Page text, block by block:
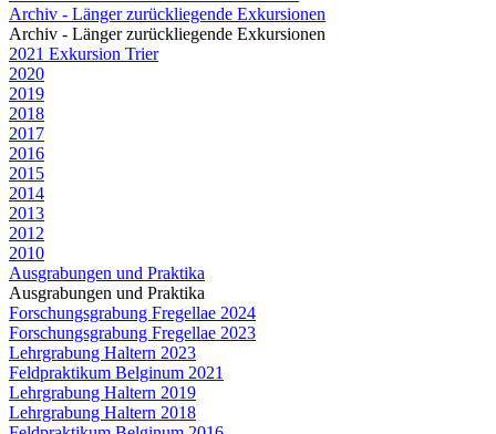
Archiv - Länger zurückliegende Exkursionen
Archiv - Länger zurückliegende Exkursionen
2021 Exkursion Trier
2020
2019
2018
2017
2016
2015
2014
2013
2012
2010
Ausgrabungen und Praktika
Ausgrabungen und Praktika
Forschungsgrabung Fregellae 2024
Forschungsgrabung Fregellae 2023
Lehrgrabung Haltern 2023
Feldpraktikum Belginum 2021
Lehrgrabung Haltern 2019
Lehrgrabung Haltern 2018